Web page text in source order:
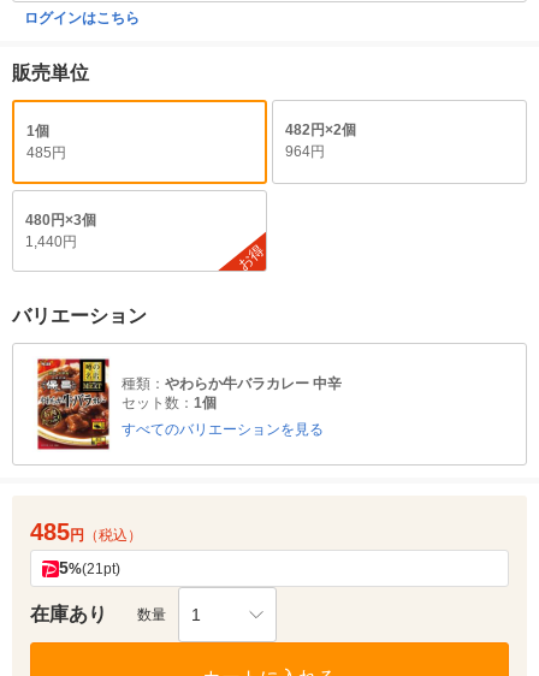
ログインはこちら
販売単位
1個
485円
482円×2個
964円
480円×3個
1,440円
お得
バリエーション
種類： やわらか牛バラカレー 中辛
セット数： 1個
すべてのバリエーションを見る
485円 （税込）
5%(21pt)
在庫あり 数量 1